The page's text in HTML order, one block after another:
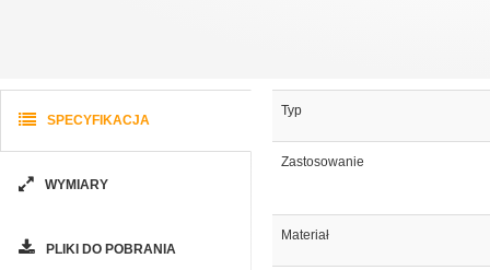
SPECYFIKACJA
WYMIARY
PLIKI DO POBRANIA
Typ
Zastosowanie
Materiał